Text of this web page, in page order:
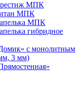
МПК
МПК
МПК
гибридное
с монолитным
3 мм)